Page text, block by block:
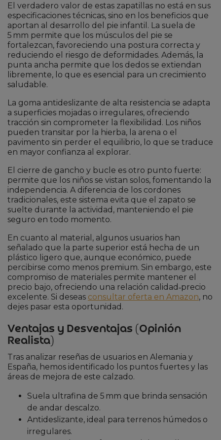
El verdadero valor de estas zapatillas no está en sus
especificaciones técnicas, sino en los beneficios que
aportan al desarrollo del pie infantil. La suela de
5 mm permite que los músculos del pie se
fortalezcan, favoreciendo una postura correcta y
reduciendo el riesgo de deformidades. Además, la
punta ancha permite que los dedos se extiendan
libremente, lo que es esencial para un crecimiento
saludable.
La goma antideslizante de alta resistencia se adapta
a superficies mojadas o irregulares, ofreciendo
tracción sin comprometer la flexibilidad. Los niños
pueden transitar por la hierba, la arena o el
pavimento sin perder el equilibrio, lo que se traduce
en mayor confianza al explorar.
El cierre de gancho y bucle es otro punto fuerte:
permite que los niños se vistan solos, fomentando la
independencia. A diferencia de los cordones
tradicionales, este sistema evita que el zapato se
suelte durante la actividad, manteniendo el pie
seguro en todo momento.
En cuanto al material, algunos usuarios han
señalado que la parte superior está hecha de un
plástico ligero que, aunque económico, puede
percibirse como menos premium. Sin embargo, este
compromiso de materiales permite mantener el
precio bajo, ofreciendo una relación calidad‑precio
excelente. Si deseas consultar oferta en Amazon, no
dejes pasar esta oportunidad.
Ventajas y Desventajas (Opinión
Realista)
Tras analizar reseñas de usuarios en Alemania y
España, hemos identificado los puntos fuertes y las
áreas de mejora de este calzado.
Suela ultrafina de 5 mm que brinda sensación
de andar descalzo.
Antideslizante, ideal para terrenos húmedos o
irregulares.